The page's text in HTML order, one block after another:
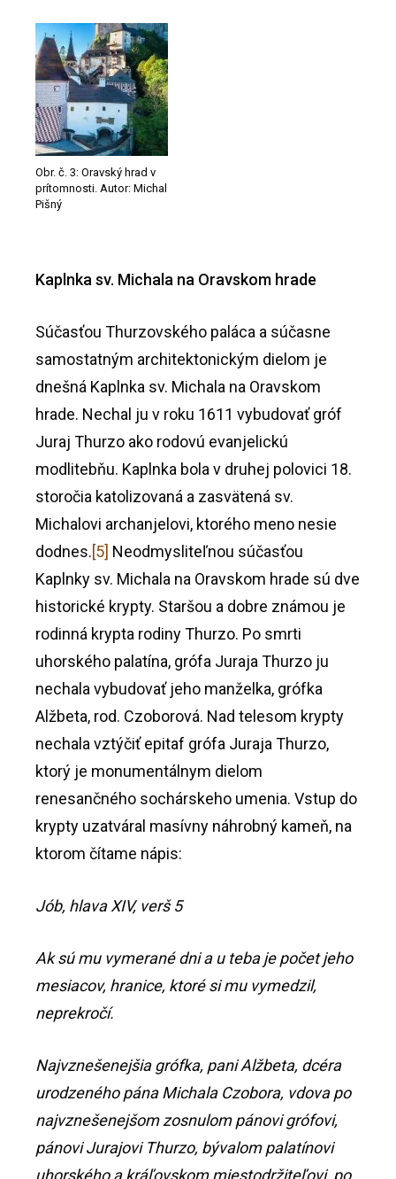
Obr. č. 3: Oravský hrad v
prítomnosti. Autor: Michal
Pišný
Kaplnka sv. Michala na Oravskom hrade
Súčasťou Thurzovského paláca a súčasne
samostatným architektonickým dielom je
dnešná Kaplnka sv. Michala na Oravskom
hrade. Nechal ju v roku 1611 vybudovať gróf
Juraj Thurzo ako rodovú evanjelickú
modlitebňu. Kaplnka bola v druhej polovici 18.
storočia katolizovaná a zasvätená sv.
Michalovi archanjelovi, ktorého meno nesie
dodnes.[5] Neodmysliteľnou súčasťou
Kaplnky sv. Michala na Oravskom hrade sú dve
historické krypty. Staršou a dobre známou je
rodinná krypta rodiny Thurzo. Po smrti
uhorského palatína, grófa Juraja Thurzo ju
nechala vybudovať jeho manželka, grófka
Alžbeta, rod. Czoborová. Nad telesom krypty
nechala vztýčiť epitaf grófa Juraja Thurzo,
ktorý je monumentálnym dielom
renesančného sochárskeho umenia. Vstup do
krypty uzatváral masívny náhrobný kameň, na
ktorom čítame nápis:
Jób, hlava XIV, verš 5
Ak sú mu vymerané dni a u teba je počet jeho
mesiacov, hranice, ktoré si mu vymedzil,
neprekročí.
Najvznešenejšia grófka, pani Alžbeta, dcéra
urodzeného pána Michala Czobora, vdova po
najvznešenejšom zosnulom pánovi grófovi,
pánovi Jurajovi Thurzo, bývalom palatínovi